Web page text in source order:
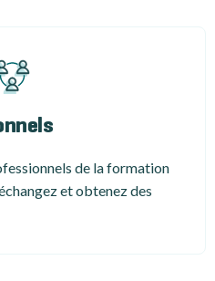
de la formation
et obtenez des